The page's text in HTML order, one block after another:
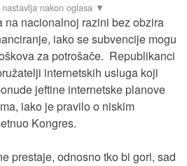
na nacionalnoj razini bez obzira
iako se subvencije mogu
za potrošače. Republikanci
internetskih usluga koji
jeftine internetske planove
iako je pravilo o niskim
Kongres.
prestaje, odnosno tko bi gori, sad